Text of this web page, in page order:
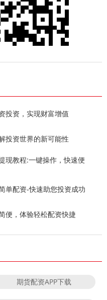
投资，实现财富增值
投资世界的新可能性
现教程:一键操作，快速便
单配资-快速助您投资成功
便，体验轻松配资快捷
期货配资APP下载